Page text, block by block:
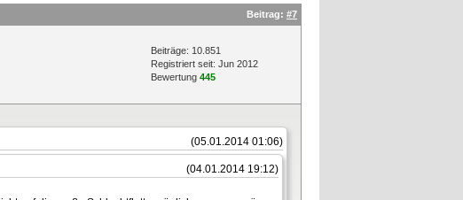
Beitrag: #7
Beiträge: 10.851
Registriert seit: Jun 2012
Bewertung 445
(05.01.2014 01:06)
(04.01.2014 19:12)